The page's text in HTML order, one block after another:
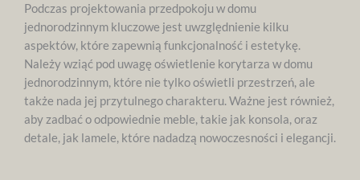
Podczas projektowania przedpokoju w domu
jednorodzinnym kluczowe jest uwzględnienie kilku
aspektów, które zapewnią funkcjonalność i estetykę.
Należy wziąć pod uwagę oświetlenie korytarza w domu
jednorodzinnym, które nie tylko oświetli przestrzeń, ale
także nada jej przytulnego charakteru. Ważne jest również,
aby zadbać o odpowiednie meble, takie jak konsola, oraz
detale, jak lamele, które nadadzą nowoczesności i elegancji.